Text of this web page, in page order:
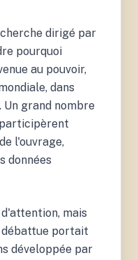
dirigé par
pourquoi
au pouvoir,
dans
Un grand nombre
l'ouvrage,
données
mais
débattue portait
développée par